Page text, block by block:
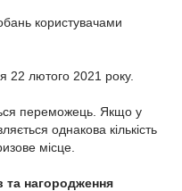
користувачами
22 лютого 2021 року.
переможець. Якщо у
однакова кількість
місце.
та нагородження